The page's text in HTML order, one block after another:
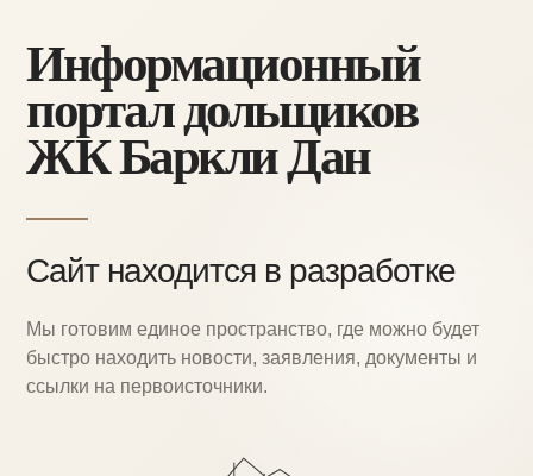
Информационный
портал дольщиков
ЖК Баркли Дан
Сайт находится в разработке
Мы готовим единое пространство, где можно будет
быстро находить новости, заявления, документы и
ссылки на первоисточники.